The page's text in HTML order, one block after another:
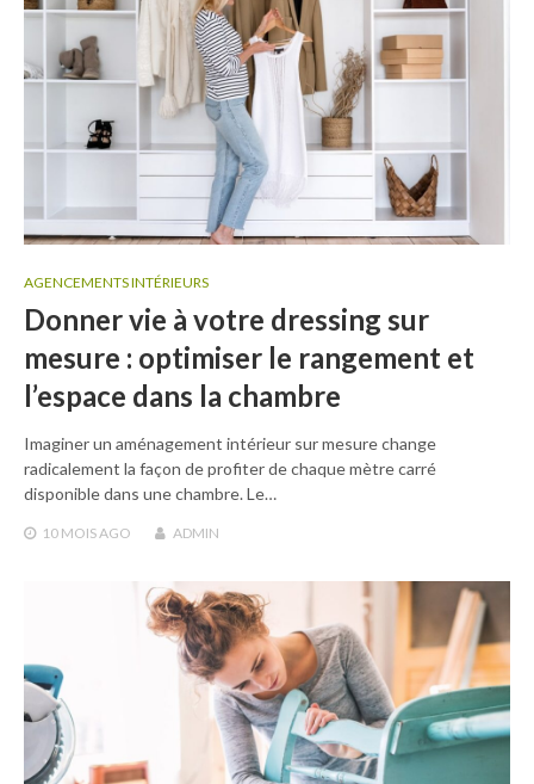
AGENCEMENTS INTÉRIEURS
Donner vie à votre dressing sur
mesure : optimiser le rangement et
l’espace dans la chambre
Imaginer un aménagement intérieur sur mesure change
radicalement la façon de profiter de chaque mètre carré
disponible dans une chambre. Le…
10 MOISAGO ADMIN